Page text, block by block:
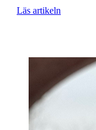
Läs artikeln